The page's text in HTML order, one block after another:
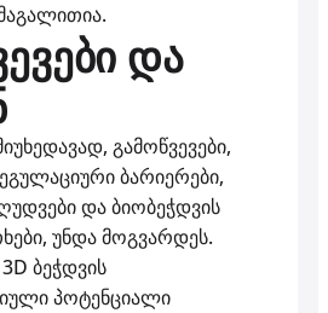
და
გამოწვევები,
ბარიერები,
და ბიობეჭდვის
უნდა მოგვარდეს.
ბეჭდვის
პოტენციალი